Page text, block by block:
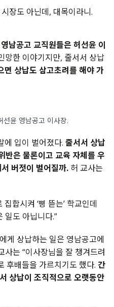
시장도 아닌데, 대목이라니.
남공고 교직원들은 허선윤 이
망한 이야기지만, 줄서서 상납
면 상납도 삼고초려를 해야 가
선윤 영남공고 이사장.
에 입이 벌어졌다. 줄서서 상납
반은 물론이고 교육 자체를 우
버젓이 벌어질까. 허 교사는
집합시켜 ‘삥 뜯는’ 학교인데
일도 아닙니다.”
게 상납하는 일은 영남공고에
사는 “이사장님을 잘 챙겨드려
후배들을 가르치기도 했다. 간
상납이 조직적으로 오랫동안